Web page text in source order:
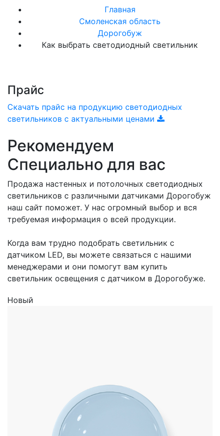
Главная
Смоленская область
Дорогобуж
Как выбрать светодиодный светильник
Прайс
Скачать прайс на продукцию светодиодных
светильников с актуальными ценами
Рекомендуем
Специально для вас
Продажа настенных и потолочных светодиодных
светильников с различными датчиками Дорогобуж
наш сайт поможет. У нас огромный выбор и вся
требуемая информация о всей продукции.
Когда вам трудно подобрать светильник с
датчиком LED, вы можете связаться с нашими
менеджерами и они помогут вам купить
светильник освещения с датчиком в Дорогобуже.
Новый